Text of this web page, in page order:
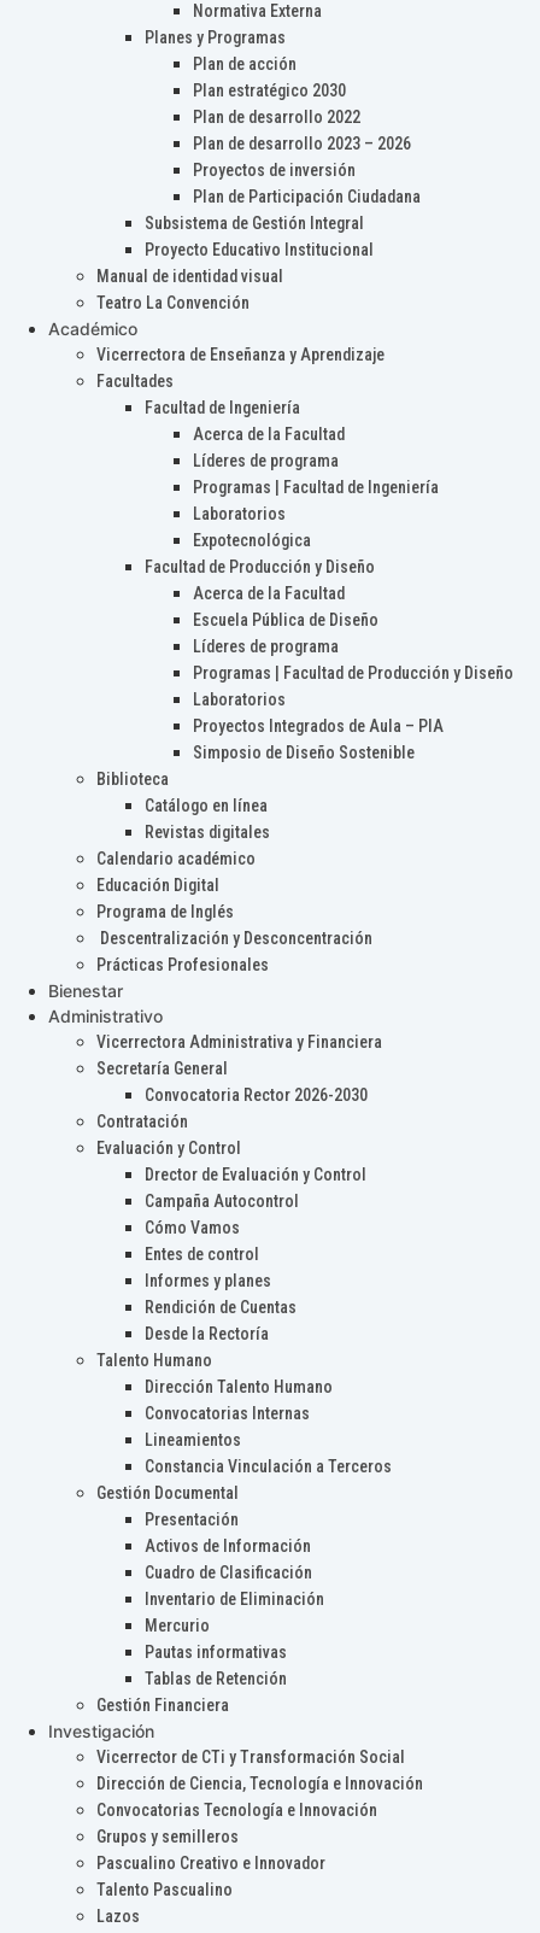
Normativa Externa
Planes y Programas
Plan de acción
Plan estratégico 2030
Plan de desarrollo 2022
Plan de desarrollo 2023 – 2026
Proyectos de inversión
Plan de Participación Ciudadana
Subsistema de Gestión Integral
Proyecto Educativo Institucional
Manual de identidad visual
Teatro La Convención
Académico
Vicerrectora de Enseñanza y Aprendizaje
Facultades
Facultad de Ingeniería
Acerca de la Facultad
Líderes de programa
Programas | Facultad de Ingeniería
Laboratorios
Expotecnológica
Facultad de Producción y Diseño
Acerca de la Facultad
Escuela Pública de Diseño
Líderes de programa
Programas | Facultad de Producción y Diseño
Laboratorios
Proyectos Integrados de Aula – PIA
Simposio de Diseño Sostenible
Biblioteca
Catálogo en línea
Revistas digitales
Calendario académico
Educación Digital
Programa de Inglés
Descentralización y Desconcentración
Prácticas Profesionales
Bienestar
Administrativo
Vicerrectora Administrativa y Financiera
Secretaría General
Convocatoria Rector 2026-2030
Contratación
Evaluación y Control
Drector de Evaluación y Control
Campaña Autocontrol
Cómo Vamos
Entes de control
Informes y planes
Rendición de Cuentas
Desde la Rectoría
Talento Humano
Dirección Talento Humano
Convocatorias Internas
Lineamientos
Constancia Vinculación a Terceros
Gestión Documental
Presentación
Activos de Información
Cuadro de Clasificación
Inventario de Eliminación
Mercurio
Pautas informativas
Tablas de Retención
Gestión Financiera
Investigación
Vicerrector de CTi y Transformación Social
Dirección de Ciencia, Tecnología e Innovación
Convocatorias Tecnología e Innovación
Grupos y semilleros
Pascualino Creativo e Innovador
Talento Pascualino
Lazos